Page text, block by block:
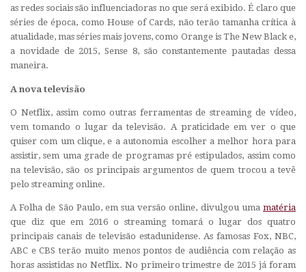
as redes sociais são influenciadoras no que será exibido. É claro que
séries de época, como House of Cards, não terão tamanha crítica à
atualidade, mas séries mais jovens, como Orange is The New Black e,
a novidade de 2015, Sense 8, são constantemente pautadas dessa
maneira.
A nova televisão
O Netflix, assim como outras ferramentas de streaming de vídeo,
vem tomando o lugar da televisão. A praticidade em ver o que
quiser com um clique, e a autonomia escolher a melhor hora para
assistir, sem uma grade de programas pré estipulados, assim como
na televisão, são os principais argumentos de quem trocou a tevê
pelo streaming online.
A Folha de São Paulo, em sua versão online, divulgou uma matéria
que diz que em 2016 o streaming tomará o lugar dos quatro
principais canais de televisão estadunidense. As famosas Fox, NBC,
ABC e CBS terão muito menos pontos de audiência com relação as
horas assistidas no Netflix. No primeiro trimestre de 2015 já foram